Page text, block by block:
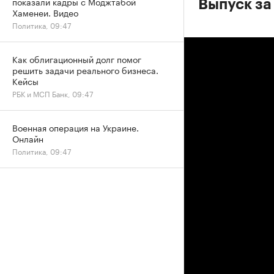
Выпуск
Хаменеи. Видео
Политика, 09:47
Как облигационный долг помог
решить задачи реального бизнеса.
Кейсы
РБК и МСП Банк, 09:47
Военная операция на Украине.
Онлайн
Политика, 09:47